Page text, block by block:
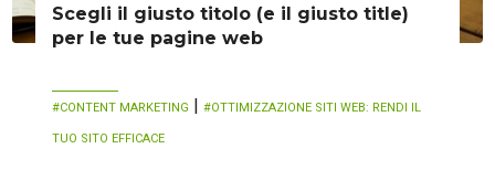
Scegli il giusto titolo (e il giusto title)
per le tue pagine web
CONTENT MARKETING | OTTIMIZZAZIONE SITI WEB: RENDI IL
TUO SITO EFFICACE